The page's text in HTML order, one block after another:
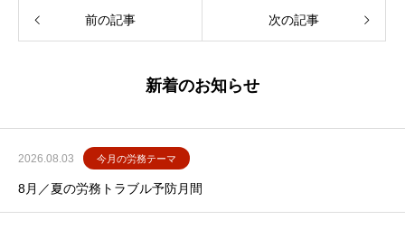
前の記事 次の記事
新着のお知らせ
2026.08.03 今月の労務テーマ
8月／夏の労務トラブル予防月間